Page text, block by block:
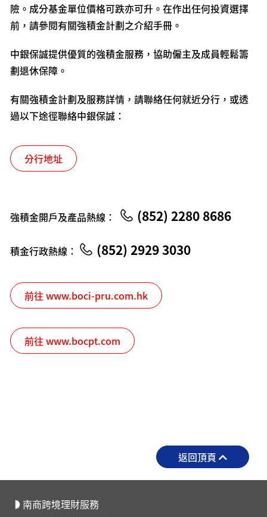
險。成分基金單位價格可跌亦可升。在作出任何投資選擇
前，請參閱有關強積金計劃之介紹手冊。
中銀保誠提供優質的強積金服務，協助僱主及成員輕鬆籌
劃退休保障。
有關強積金計劃及服務詳情，請聯絡任何就近分行，或透
過以下途徑聯絡中銀保誠：
分行地址
強積金開戶及產品熱線： (852) 2280 8686
積金行政熱線： (852) 2929 3030
前往 www.boci-pru.com.hk
前往 www.bocpt.com
返回頂頁
南商跨境理財服務